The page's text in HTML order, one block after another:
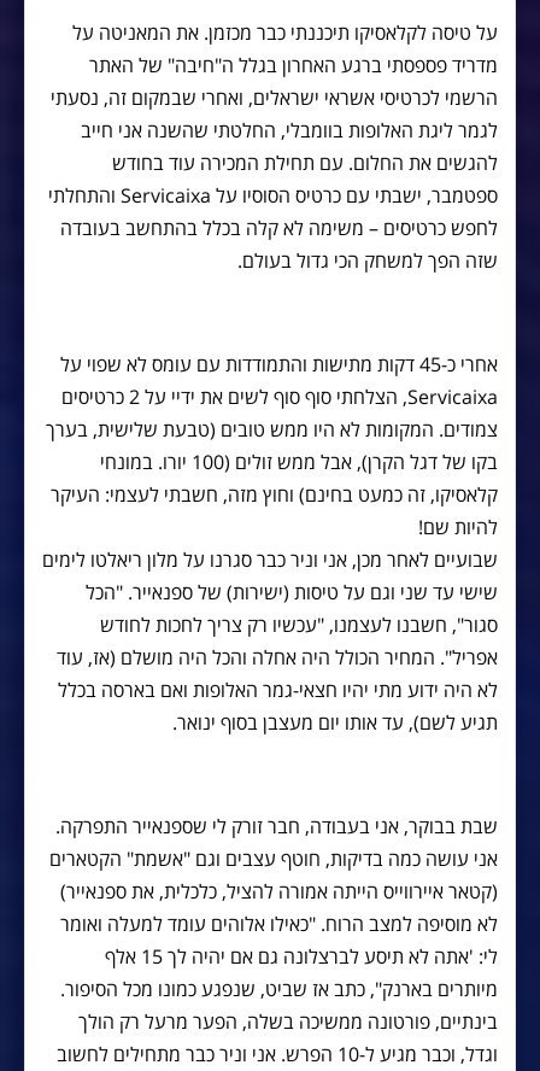
על טיסה לקלאסיקו תיכננתי כבר מכזמן. את המאניטה על
מדריד פספסתי ברגע האחרון בגלל ה"חיבה" של האתר
הרשמי לכרטיסי אשראי ישראלים, ואחרי שבמקום זה, נסעתי
לגמר ליגת האלופות בוומבלי, החלטתי שהשנה אני חייב
להגשים את החלום. עם תחילת המכירה עוד בחודש
ספטמבר, ישבתי עם כרטיס הסוסיו על Servicaixa והתחלתי
לחפש כרטיסים – משימה לא קלה בכלל בהתחשב בעובדה
שזה הפך למשחק הכי גדול בעולם.
אחרי כ-45 דקות מתישות והתמודדות עם עומס לא שפוי על
Servicaixa, הצלחתי סוף סוף לשים את ידיי על 2 כרטיסים
צמודים. המקומות לא היו ממש טובים (טבעת שלישית, בערך
בקו של דגל הקרן), אבל ממש זולים (100 יורו. במונחי
קלאסיקו, זה כמעט בחינם) וחוץ מזה, חשבתי לעצמי: העיקר
להיות שם!
שבועיים לאחר מכן, אני וניר כבר סגרנו על מלון ריאלטו לימים
שישי עד שני וגם על טיסות (ישירות) של ספנאייר. "הכל
סגור", חשבנו לעצמנו, "עכשיו רק צריך לחכות לחודש
אפריל". המחיר הכולל היה אחלה והכל היה מושלם (אז, עוד
לא היה ידוע מתי יהיו חצאי-גמר האלופות ואם בארסה בכלל
תגיע לשם), עד אותו יום מעצבן בסוף ינואר.
שבת בבוקר, אני בעבודה, חבר זורק לי שספנאייר התפרקה.
אני עושה כמה בדיקות, חוטף עצבים וגם "אשמת" הקטארים
(קטאר איירווייס הייתה אמורה להציל, כלכלית, את ספנאייר)
לא מוסיפה למצב הרוח. "כאילו אלוהים עומד למעלה ואומר
לי: 'אתה לא תיסע לברצלונה גם אם יהיה לך 15 אלף
מיותרים בארנק", כתב אז שביט, שנפגע כמונו מכל הסיפור.
בינתיים, פורטונה ממשיכה בשלה, הפער מרעל רק הולך
וגדל, וכבר מגיע ל-10 הפרש. אני וניר כבר מתחילים לחשוב